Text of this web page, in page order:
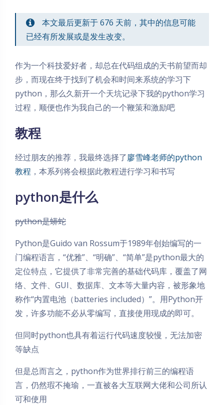
本文最后更新于 676 天前，其中的信息可能
已经有所发展或是发生改变。
作为一个科技爱好者，却总在代码组成的天书前望而却
步，而现在终于找到了机会和时间来系统的学习下
python，那么久新开一个天坑记录下我的python学习
过程，顺便也作为我自己的一个鞭策和激励吧
教程
经过朋友的推荐，我最终选择了廖雪峰老师的python
教程 ，本系列将会根据此教程进行学习和书写
python是什么
python是蟒蛇
Python是Guido van Rossum于1989年创始编写的一
门编程语言，“优雅”、“明确”、“简单”是python最大的
定位特点，它提供了非常完善的基础代码库，覆盖了网
络、文件、GUI、数据库、文本等大量内容，被形象地
称作“内置电池（batteries included）”。用Python开
发，许多功能不必从零编写，直接使用现成的即可。
但同时python也具有着运行代码速度较慢，无法加密
等缺点
但是总而言之，python作为世界排行前三的编程语
言，仍然瑕不掩瑜，一直被各大互联网大佬和公司所认
可和使用